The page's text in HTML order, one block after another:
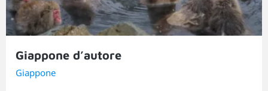
Giappone d’autore
Giappone